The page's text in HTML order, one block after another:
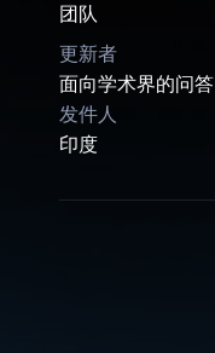
团队
更新者
面向学术界的问答
发件人
印度